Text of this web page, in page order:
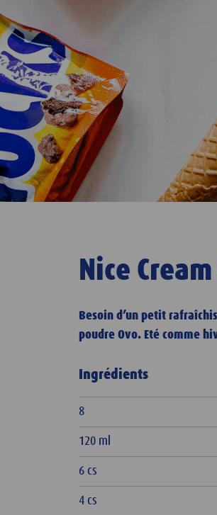
Nice Cream
Besoin d’un petit
poudre Ovo. Eté comme
Ingrédients
8
120 ml
6 cs
4 cs